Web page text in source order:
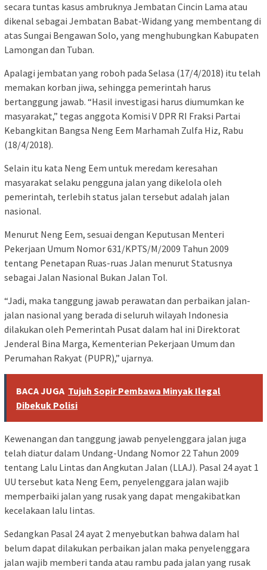
secara tuntas kasus ambruknya Jembatan Cincin Lama atau
dikenal sebagai Jembatan Babat-Widang yang membentang di
atas Sungai Bengawan Solo, yang menghubungkan Kabupaten
Lamongan dan Tuban.
Apalagi jembatan yang roboh pada Selasa (17/4/2018) itu telah
memakan korban jiwa, sehingga pemerintah harus
bertanggung jawab. “Hasil investigasi harus diumumkan ke
masyarakat,” tegas anggota Komisi V DPR RI Fraksi Partai
Kebangkitan Bangsa Neng Eem Marhamah Zulfa Hiz, Rabu
(18/4/2018).
Selain itu kata Neng Eem untuk meredam keresahan
masyarakat selaku pengguna jalan yang dikelola oleh
pemerintah, terlebih status jalan tersebut adalah jalan
nasional.
Menurut Neng Eem, sesuai dengan Keputusan Menteri
Pekerjaan Umum Nomor 631/KPTS/M/2009 Tahun 2009
tentang Penetapan Ruas-ruas Jalan menurut Statusnya
sebagai Jalan Nasional Bukan Jalan Tol.
“Jadi, maka tanggung jawab perawatan dan perbaikan jalan-
jalan nasional yang berada di seluruh wilayah Indonesia
dilakukan oleh Pemerintah Pusat dalam hal ini Direktorat
Jenderal Bina Marga, Kementerian Pekerjaan Umum dan
Perumahan Rakyat (PUPR),” ujarnya.
BACA JUGA Tujuh Sopir Pembawa Minyak Ilegal
Dibekuk Polisi
Kewenangan dan tanggung jawab penyelenggara jalan juga
telah diatur dalam Undang-Undang Nomor 22 Tahun 2009
tentang Lalu Lintas dan Angkutan Jalan (LLAJ). Pasal 24 ayat 1
UU tersebut kata Neng Eem, penyelenggara jalan wajib
memperbaiki jalan yang rusak yang dapat mengakibatkan
kecelakaan lalu lintas.
Sedangkan Pasal 24 ayat 2 menyebutkan bahwa dalam hal
belum dapat dilakukan perbaikan jalan maka penyelenggara
jalan wajib memberi tanda atau rambu pada jalan yang rusak